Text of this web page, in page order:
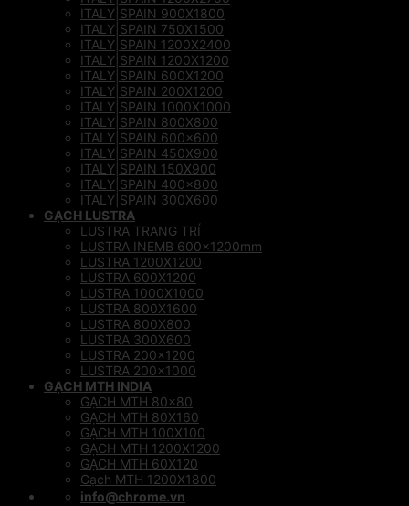
ITALY|SPAIN 900X1800
ITALY|SPAIN 750X1500
ITALY|SPAIN 1200X2400
ITALY|SPAIN 1200X1200
ITALY|SPAIN 600X1200
ITALY|SPAIN 200X1200
ITALY|SPAIN 1000X1000
ITALY|SPAIN 800X800
ITALY|SPAIN 600×600
ITALY|SPAIN 450X900
ITALY|SPAIN 150X900
ITALY|SPAIN 400×800
ITALY|SPAIN 300X600
GẠCH LUSTRA
LUSTRA TRANG TRÍ
LUSTRA INEMB 600x1200mm
LUSTRA 1200X1200
LUSTRA 600X1200
LUSTRA 1000X1000
LUSTRA 800X1600
LUSTRA 800X800
LUSTRA 300X600
LUSTRA 200×1200
LUSTRA 200×1000
GẠCH MTH INDIA
GẠCH MTH 80×80
GẠCH MTH 80X160
GẠCH MTH 100X100
GẠCH MTH 1200X1200
GẠCH MTH 60X120
Gạch MTH 1200X1800
info@chrome.vn